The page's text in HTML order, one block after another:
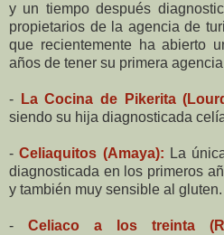
y un tiempo después
propietarios de la agencia de
que recientemente ha abierto
años de tener su primera
- La Cocina de Pikerita
siendo su hija diagnosticada
- Celiaquitos (Amaya): La
diagnosticada en los primeros
y también muy sensible al gluten.
- Celiaco a los treinta